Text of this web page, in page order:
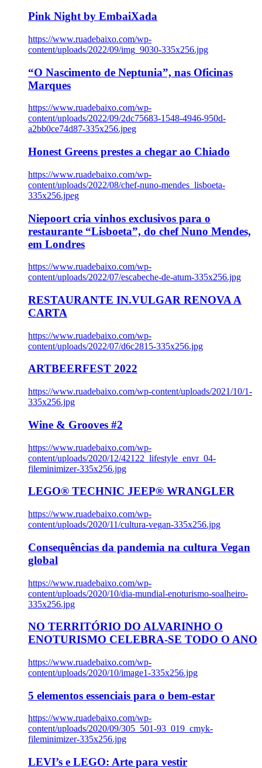
Pink Night by EmbaiXada
https://www.ruadebaixo.com/wp-
content/uploads/2022/09/img_9030-335x256.jpg
“O Nascimento de Neptunia”, nas Oficinas
Marques
https://www.ruadebaixo.com/wp-
content/uploads/2022/09/2dc75683-1548-4946-950d-
a2bb0ce74d87-335x256.jpeg
Honest Greens prestes a chegar ao Chiado
https://www.ruadebaixo.com/wp-
content/uploads/2022/08/chef-nuno-mendes_lisboeta-
335x256.jpeg
Niepoort cria vinhos exclusivos para o
restaurante “Lisboeta”, do chef Nuno Mendes,
em Londres
https://www.ruadebaixo.com/wp-
content/uploads/2022/07/escabeche-de-atum-335x256.jpg
RESTAURANTE IN.VULGAR RENOVA A
CARTA
https://www.ruadebaixo.com/wp-
content/uploads/2022/07/d6c2815-335x256.jpg
ARTBEERFEST 2022
https://www.ruadebaixo.com/wp-content/uploads/2021/10/1-
335x256.jpg
Wine & Grooves #2
https://www.ruadebaixo.com/wp-
content/uploads/2020/12/42122_lifestyle_envr_04-
fileminimizer-335x256.jpg
LEGO® TECHNIC JEEP® WRANGLER
https://www.ruadebaixo.com/wp-
content/uploads/2020/11/cultura-vegan-335x256.jpg
Consequências da pandemia na cultura Vegan
global
https://www.ruadebaixo.com/wp-
content/uploads/2020/10/dia-mundial-enoturismo-soalheiro-
335x256.jpg
NO TERRITÓRIO DO ALVARINHO O
ENOTURISMO CELEBRA-SE TODO O ANO
https://www.ruadebaixo.com/wp-
content/uploads/2020/10/image1-335x256.jpg
5 elementos essenciais para o bem-estar
https://www.ruadebaixo.com/wp-
content/uploads/2020/09/305_501-93_019_cmyk-
fileminimizer-335x256.jpg
LEVI’s e LEGO: Arte para vestir